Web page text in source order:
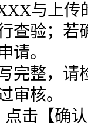
与上
查验；若
请。
完整，请
审核。
击【确